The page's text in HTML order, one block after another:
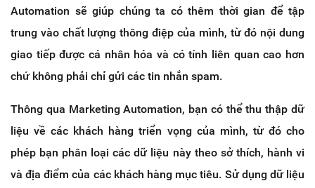
Automation sẽ giúp chúng ta có thêm thời gian để tập
trung vào chất lượng thông điệp của mình, từ đó nội dung
giao tiếp được cá nhân hóa và có tính liên quan cao hơn
chứ không phải chỉ gửi các tin nhắn spam.
Thông qua Marketing Automation, bạn có thể thu thập dữ
liệu về các khách hàng triển vọng của mình, từ đó cho
phép bạn phân loại các dữ liệu này theo sở thích, hành vi
và địa điểm của các khách hàng mục tiêu. Sử dụng dữ liệu